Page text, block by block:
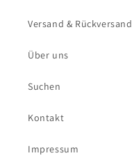
Versand & Rückversand
Über uns
Suchen
Kontakt
Impressum